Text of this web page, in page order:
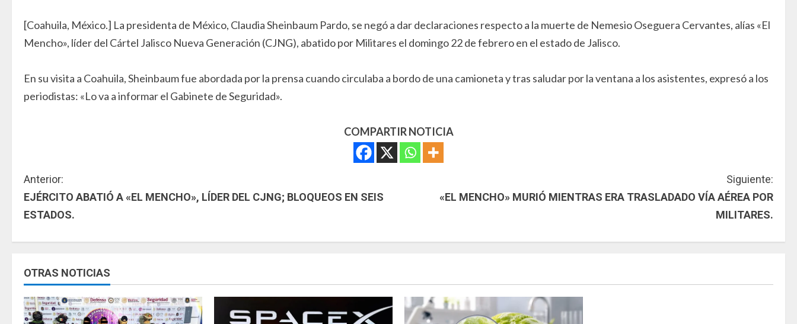
[Coahuila, México.] La presidenta de México, Claudia Sheinbaum Pardo, se negó a dar declaraciones respecto a la muerte de Nemesio Oseguera Cervantes, alías «El
Mencho», líder del Cártel Jalisco Nueva Generación (CJNG), abatido por Militares el domingo 22 de febrero en el estado de Jalisco.
En su visita a Coahuila, Sheinbaum fue abordada por la prensa cuando circulaba a bordo de una camioneta y tras saludar por la ventana a los asistentes, expresó a los
periodistas: «Lo va a informar el Gabinete de Seguridad».
COMPARTIR NOTICIA
S
i
e
l
Anterior:
EJÉRCITO ABATIÓ A «EL MENCHO», LÍDER DEL CJNG; BLOQUEOS EN SEIS
ESTADOS.
Siguiente:
«EL MENCHO» MURIÓ MIENTRAS ERA TRASLADADO VÍA AÉREA POR
MILITARES.
OTRAS NOTICIAS